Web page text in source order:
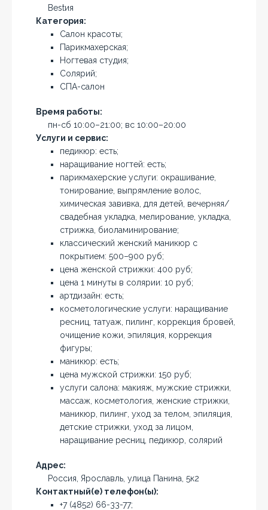
Bestия
Категория:
Салон красоты;
Парикмахерская;
Ногтевая студия;
Солярий;
СПА-салон
Время работы:
пн-сб 10:00–21:00; вс 10:00–20:00
Услуги и сервис:
педикюр: есть;
наращивание ногтей: есть;
парикмахерские услуги: окрашивание,
тонирование, выпрямление волос,
химическая завивка, для детей, вечерняя/
свадебная укладка, мелирование, укладка,
стрижка, биоламинирование;
классический женский маникюр с
покрытием: 500–900 руб;
цена женской стрижки: 400 руб;
цена 1 минуты в солярии: 10 руб;
артдизайн: есть;
косметологические услуги: наращивание
ресниц, татуаж, пилинг, коррекция бровей,
очищение кожи, эпиляция, коррекция
фигуры;
маникюр: есть;
цена мужской стрижки: 150 руб;
услуги салона: макияж, мужские стрижки,
массаж, косметология, женские стрижки,
маникюр, пилинг, уход за телом, эпиляция,
детские стрижки, уход за лицом,
наращивание ресниц, педикюр, солярий
Адрес:
Россия, Ярославль, улица Панина, 5к2
Контактный(е) телефон(ы):
+7 (4852) 66-33-77;